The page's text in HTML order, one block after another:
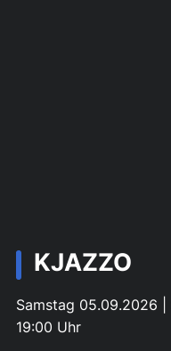
KJAZZO
Samstag 05.09.2026
19:00 Uhr